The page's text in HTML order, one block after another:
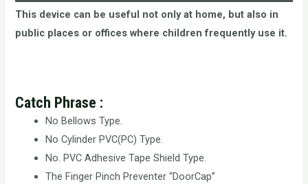
This device can be useful not only at home, but also in
public places or offices where children frequently use it.
Catch Phrase :
No Bellows Type.
No Cylinder PVC(PC) Type.
No. PVC Adhesive Tape Shield Type.
The Finger Pinch Preventer “DoorCap”